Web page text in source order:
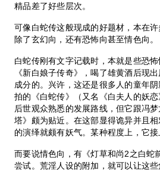
精品差了好些层次。
可像白蛇传这般现成的好题材，本在许
除了玄幻向，还有恐怖向甚至情色向。
白蛇传刚有文字记载时，本就是些恐
《新白娘子传奇》，喝了雄黄酒后现
成分的。兴许，这还是很多人的童年
拍的《白蛇传》（又名《白夫人的妖
后世观众熟悉的发展路线，但它跟冯
塔》颇为贴近。在这部显得诡异并且
的演绎就颇有妖气。某种程度上，它接
而要说情色向，有《灯草和尚2之白蛇
尝试。荒淫人设的附加，就可以让这些